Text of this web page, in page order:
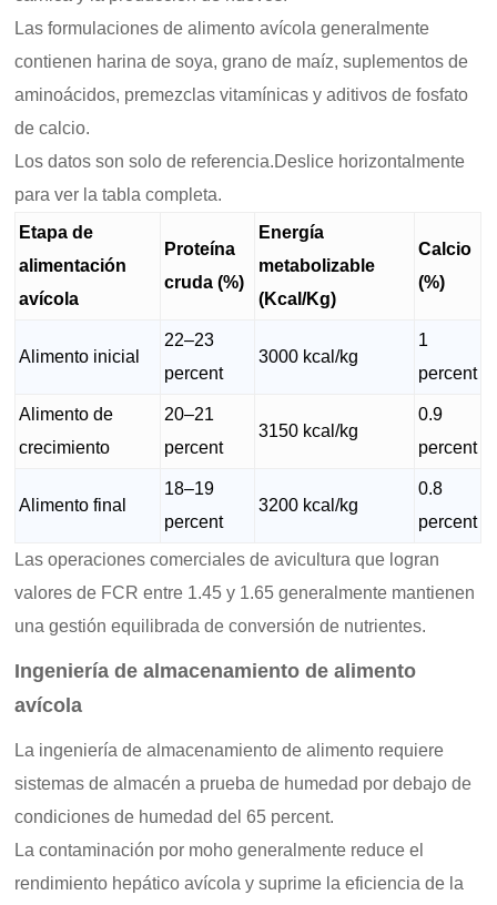
Las formulaciones de alimento avícola generalmente
contienen harina de soya, grano de maíz, suplementos de
aminoácidos, premezclas vitamínicas y aditivos de fosfato
de calcio.
Los datos son solo de referencia.Deslice horizontalmente
para ver la tabla completa.
Etapa de
alimentación
avícola
Proteína
cruda (%)
Energía
metabolizable
(Kcal/Kg)
Calcio
(%)
Alimento inicial
22–23
percent
3000 kcal/kg
1
percent
Alimento de
crecimiento
20–21
percent
3150 kcal/kg
0.9
percent
Alimento final
18–19
percent
3200 kcal/kg
0.8
percent
Las operaciones comerciales de avicultura que logran
valores de FCR entre 1.45 y 1.65 generalmente mantienen
una gestión equilibrada de conversión de nutrientes.
Ingeniería de almacenamiento de alimento
avícola
La ingeniería de almacenamiento de alimento requiere
sistemas de almacén a prueba de humedad por debajo de
condiciones de humedad del 65 percent.
La contaminación por moho generalmente reduce el
rendimiento hepático avícola y suprime la eficiencia de la